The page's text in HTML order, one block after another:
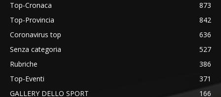
Top-Cronaca
873
Top-Provincia
842
Coronavirus top
636
Senza categoria
527
Rubriche
386
Top-Eventi
371
GALLERY DELLO SPORT
166